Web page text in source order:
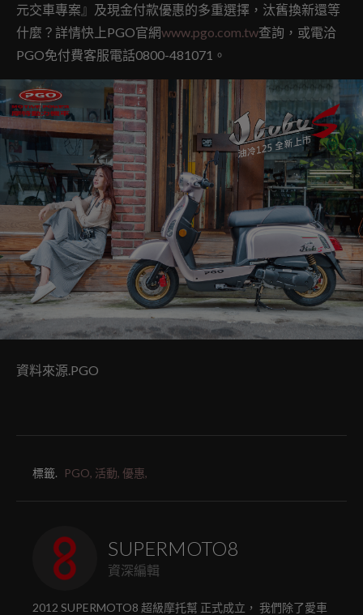
元交車專案』及現金付款優惠的多重選擇，汰舊換新還等
什麼？詳情快上PGO官網www.pgo.com.tw查詢，或電洽
PGO免付費客服電話0800-481071。
資料來源.PGO
標籤. PGO, 活動, 優惠,
SUPERMOTO8
資深編輯
2012 SUPERMOTO8 超級摩托幫 正式成立， 我們除了愛車